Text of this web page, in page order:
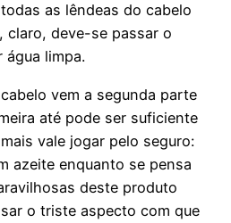
as lêndeas do cabelo
claro, deve-se passar o
limpa.
vem a segunda parte
até pode ser suficiente
vale jogar pelo seguro:
azeite enquanto se pensa
deste produto
o triste aspecto com que